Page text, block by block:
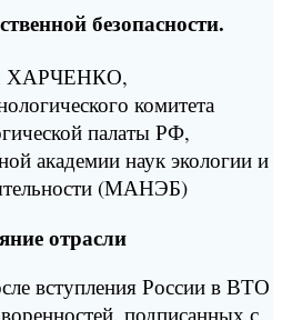
безопасности.
ХАРЧЕНКО,
комитета
палаты РФ,
академии наук экологии и
(МАНЭБ)
отрасли
вступления России в ВТО
подписанных с